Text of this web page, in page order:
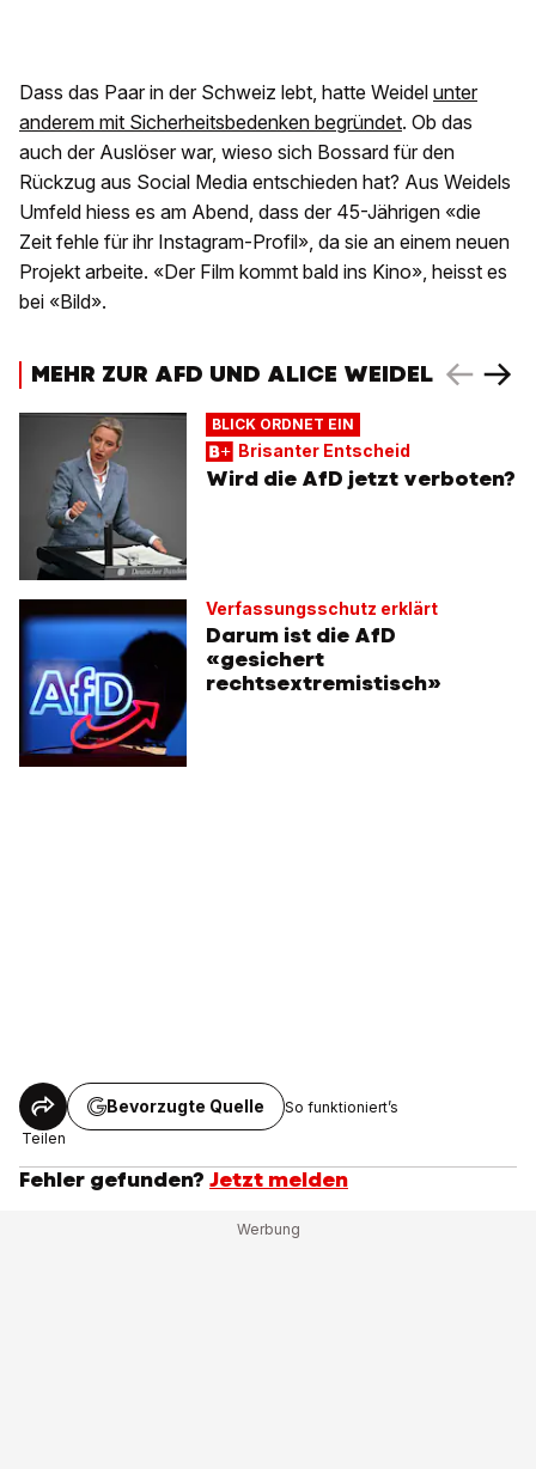
Dass das Paar in der Schweiz lebt, hatte Weidel unter
anderem mit Sicherheitsbedenken begründet. Ob das
auch der Auslöser war, wieso sich Bossard für den
Rückzug aus Social Media entschieden hat? Aus Weidels
Umfeld hiess es am Abend, dass der 45-Jährigen «die
Zeit fehle für ihr Instagram-Profil», da sie an einem neuen
Projekt arbeite. «Der Film kommt bald ins Kino», heisst es
bei «Bild».
MEHR ZUR AFD UND ALICE WEIDEL
BLICK ORDNET EIN
Brisanter Entscheid
Wird die AfD jetzt verboten?
Verfassungsschutz erklärt
Darum ist die AfD
«gesichert
rechtsextremistisch»
Teilen
Bevorzugte Quelle So funktioniert’s
Fehler gefunden? Jetzt melden